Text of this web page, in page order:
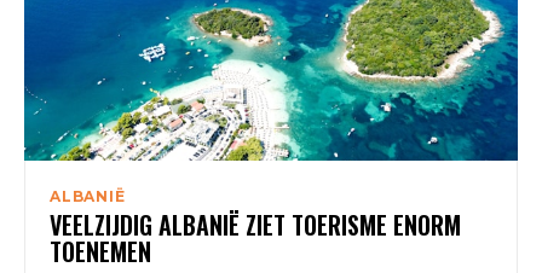
ALBANIË
VEELZIJDIG ALBANIË ZIET TOERISME ENORM
TOENEMEN